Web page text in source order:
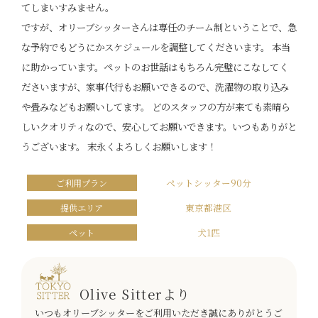
てしまいすみません。
ですが、オリーブシッターさんは専任のチーム制ということで、急
な予約でもどうにかスケジュールを調整してくださいます。 本当
に助かっています。ペットのお世話はもちろん完璧にこなしてく
ださいますが、家事代行もお願いできるので、洗濯物の取り込み
や畳みなどもお願いしてます。 どのスタッフの方が来ても素晴ら
しいクオリティなので、安心してお願いできます。いつもありがと
うございます。 末永くよろしくお願いします！
ご利用プラン ペットシッター90分
提供エリア 東京都港区
ペット 犬1匹
​Olive Sitterより
いつもオリーブシッターをご利用いただき誠にありがとうご